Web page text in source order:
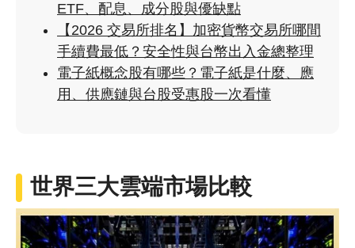
ETF、配息、成分股與優缺點
【2026 交易所排名】加密貨幣交易所哪間
手續費最低？安全性與台幣出入金總整理
電子紙概念股有哪些？電子紙是什麼、應
用、供應鏈與台股受惠股一次看懂
世界三大雲端市場比較